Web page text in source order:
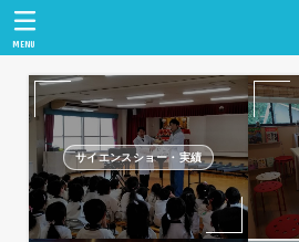
MENU
サイエンスショー・実績